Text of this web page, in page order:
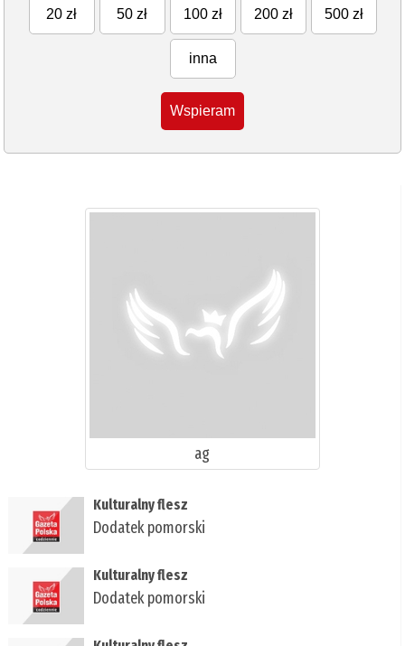
20 zł 50 zł 100 zł 200 zł 500 zł
inna
Wspieram
ag
Kulturalny flesz
Dodatek pomorski
Kulturalny flesz
Dodatek pomorski